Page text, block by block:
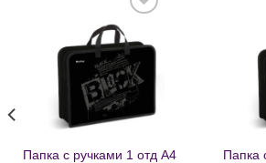
Добавить
в список
желаний
Папка с ручками 1 отд А4
Папка